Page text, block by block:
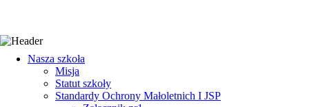
Nasza szkoła
Misja
Statut szkoły
Standardy Ochrony Małoletnich I JSP